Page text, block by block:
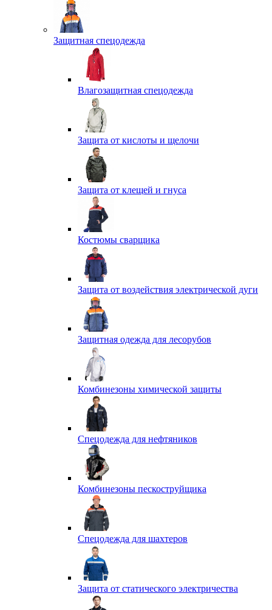
Защитная спецодежда
Влагозащитная спецодежда
Защита от кислоты и щелочи
Защита от клещей и гнуса
Костюмы сварщика
Защита от воздействия электрической дуги
Защитная одежда для лесорубов
Комбинезоны химической защиты
Спецодежда для нефтяников
Комбинезоны пескоструйщика
Спецодежда для шахтеров
Защита от статического электричества